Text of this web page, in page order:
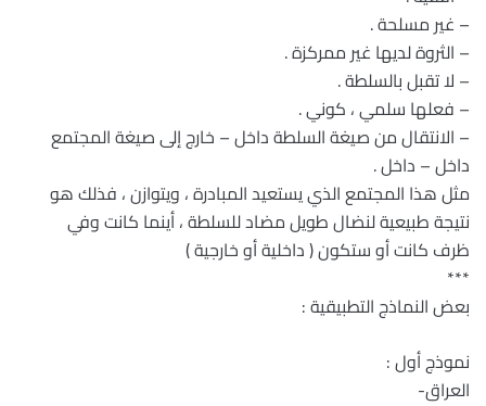
– غير مسلحة .
– الثروة لديها غير ممركزة .
– لا تقبل بالسلطة .
– فعلها سلمي ، كوني .
– الانتقال من صيغة السلطة داخل – خارج إلى صيغة المجتمع
داخل – داخل .
مثل هذا المجتمع الذي يستعيد المبادرة ، ويتوازن ، فذلك هو
نتيجة طبيعية لنضال طويل مضاد للسلطة ، أينما كانت وفي
ظرف كانت أو ستكون ( داخلية أو خارجية )
***
بعض النماذج التطبيقية :
نموذج أول :
العراق-